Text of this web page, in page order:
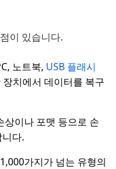
이 있습니다.
노트북, USB 플래시
치에서 데이터를 복구
상이나 포맷 등으로 손
다.
가지가 넘는 유형의